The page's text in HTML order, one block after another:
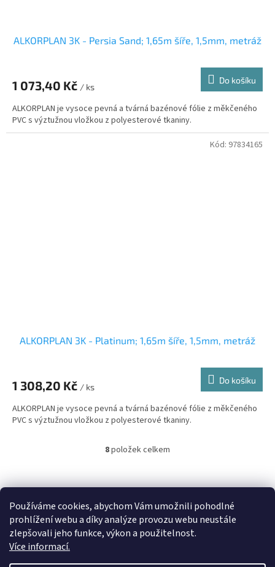
Používáme cookies, abychom Vám umožnili pohodlné
prohlížení webu a díky analýze provozu webu neustále
zlepšovali jeho funkce, výkon a použitelnost.
Více informací.
ALKORPLAN 3K - Persia Sand; 1,65m šíře, 1,5mm, metráž
1 073,40 Kč / ks
Do košíku
ALKORPLAN je vysoce pevná a tvárná bazénové fólie z měkčeného
PVC s výztužnou vložkou z polyesterové tkaniny.
ALKORPLAN 3K - Platinum; 1,65m šíře, 1,5mm, metráž
1 308,20 Kč / ks
Do košíku
ALKORPLAN je vysoce pevná a tvárná bazénové fólie z měkčeného
PVC s výztužnou vložkou z polyesterové tkaniny.
Kód: 97834165
O
l
á
d
a
c
í
8položek celkem
á